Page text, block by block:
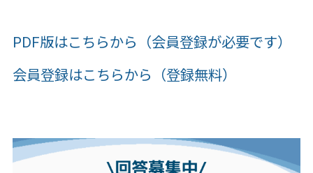
PDF版はこちらから（会員登録が必要です）
会員登録はこちらから（登録無料）